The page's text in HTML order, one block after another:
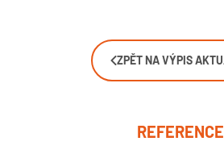
ZPĚT NA VÝPIS
REFERENCE